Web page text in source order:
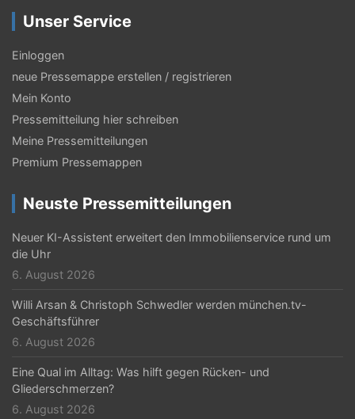
s
-
N
a
v
i
g
a
t
i
o
n
Unser Service
Einloggen
neue Pressemappe erstellen / registrieren
Mein Konto
Pressemitteilung hier schreiben
Meine Pressemitteilungen
Premium Pressemappen
Neuste Pressemitteilungen
Neuer KI-Assistent erweitert den Immobilienservice rund um
die Uhr
6. August 2026
Willi Arsan & Christoph Schwedler werden münchen.tv-
Geschäftsführer
6. August 2026
Eine Qual im Alltag: Was hilft gegen Rücken- und
Gliederschmerzen?
6. August 2026